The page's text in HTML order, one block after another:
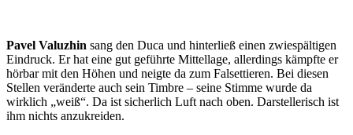
Pavel Valuzhin sang den Duca und hinterließ einen zwiespältigen
Eindruck. Er hat eine gut geführte Mittellage, allerdings kämpfte er
hörbar mit den Höhen und neigte da zum Falsettieren. Bei diesen
Stellen veränderte auch sein Timbre – seine Stimme wurde da
wirklich „weiß“. Da ist sicherlich Luft nach oben. Darstellerisch ist
ihm nichts anzukreiden.